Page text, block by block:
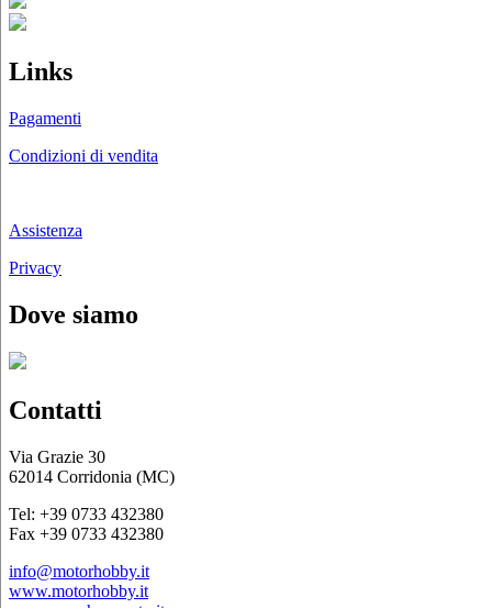
Links
Pagamenti
Condizioni di vendita
Assistenza
Privacy
Dove siamo
Contatti
Via Grazie 30
62014 Corridonia (MC)
Tel: +39 0733 432380
Fax +39 0733 432380
info@motorhobby.it
www.motorhobby.it